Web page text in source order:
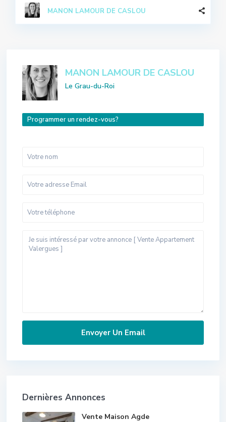
MANON LAMOUR DE CASLOU
MANON LAMOUR DE CASLOU
Le Grau-du-Roi
Programmer un rendez-vous?
Dernières Annonces
Vente Maison Agde